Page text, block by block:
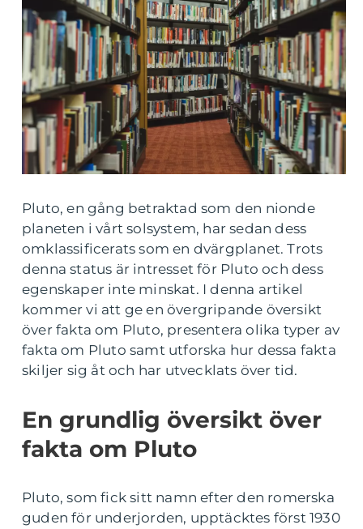
Pluto, en gång betraktad som den nionde
planeten i vårt solsystem, har sedan dess
omklassificerats som en dvärgplanet. Trots
denna status är intresset för Pluto och dess
egenskaper inte minskat. I denna artikel
kommer vi att ge en övergripande översikt
över fakta om Pluto, presentera olika typer av
fakta om Pluto samt utforska hur dessa fakta
skiljer sig åt och har utvecklats över tid.
En grundlig översikt över
fakta om Pluto
Pluto, som fick sitt namn efter den romerska
guden för underjorden, upptäcktes först 1930